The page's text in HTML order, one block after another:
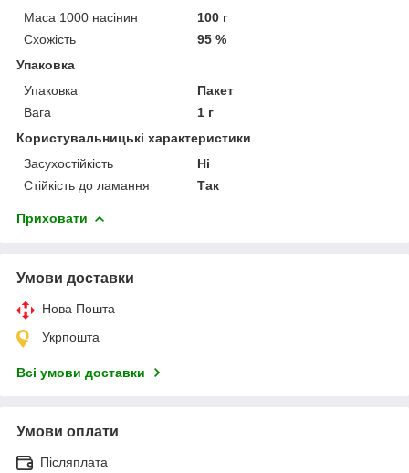
Маса 1000 насінин
100 г
Схожість
95 %
Упаковка
Упаковка
Пакет
Вага
1 г
Користувальницькі характеристики
Засухостійкість
Ні
Стійкість до ламання
Так
Приховати
Умови доставки
Нова Пошта
Укрпошта
Всі умови доставки
Умови оплати
Післяплата